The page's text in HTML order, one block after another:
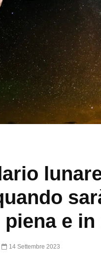
piena e
14 Settembre 2023